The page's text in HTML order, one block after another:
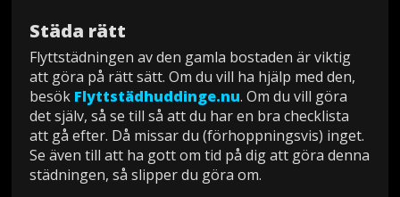
Städa rätt
Flyttstädningen av den gamla bostaden är viktig
att göra på rätt sätt. Om du vill ha hjälp med den,
besök Flyttstädhuddinge.nu. Om du vill göra
det själv, så se till så att du har en bra checklista
att gå efter. Då missar du (förhoppningsvis) inget.
Se även till att ha gott om tid på dig att göra denna
städningen, så slipper du göra om.